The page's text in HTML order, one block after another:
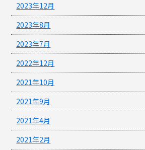
2023年12月
2023年8月
2023年7月
2022年12月
2021年10月
2021年9月
2021年4月
2021年2月